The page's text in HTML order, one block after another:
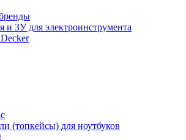
и ЗУ для электроинструмента
(топкейсы) для ноутбуков